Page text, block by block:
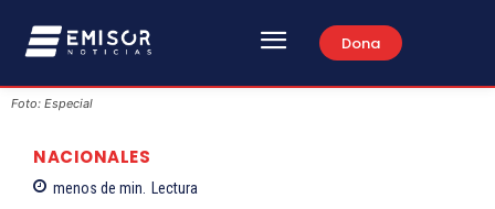
Dona
Foto: Especial
NACIONALES
menos de min. Lectura